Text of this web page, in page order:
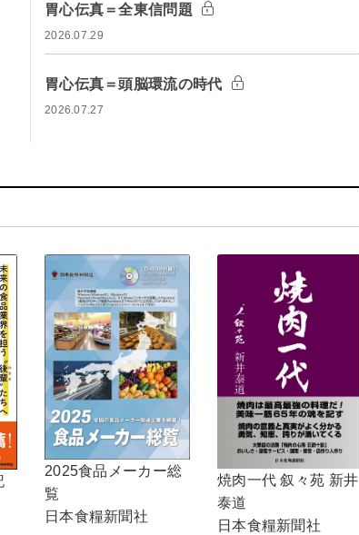
胃心伝真＝全東信問題
2026.07.29
胃心伝真＝頭脳環流の時代
2026.07.27
2025食品メーカー総
覧
日本食糧新聞社
焼肉一代 叙々苑 新井
泰道
日本食糧新聞社